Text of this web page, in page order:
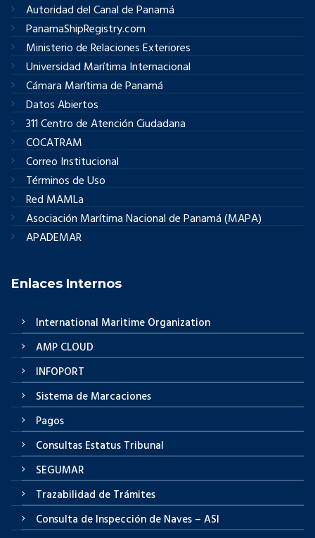
Autoridad del Canal de Panamá
PanamaShipRegistry.com
Ministerio de Relaciones Exteriores
Universidad Marítima Internacional
Cámara Marítima de Panamá
Datos Abiertos
311 Centro de Atención Ciudadana
COCATRAM
Correo Institucional
Términos de Uso
Red MAMLa
Asociación Marítima Nacional de Panamá (MAPA)
APADEMAR
Enlaces Internos
International Maritime Organization
AMP CLOUD
INFOPORT
Sistema de Marcaciones
Pagos
Consultas Estatus Tribunal
SEGUMAR
Trazabilidad de Trámites
Consulta de Inspección de Naves – ASI